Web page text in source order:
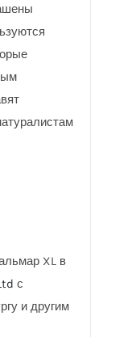
XL в
с
и другим